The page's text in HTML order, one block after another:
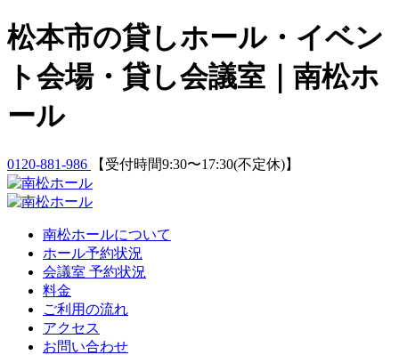
Skip
to
松本市の貸しホール・イベン
ト会場・貸し会議室｜南松ホ
ール
0120-881-986 【受付時間9:30〜17:30(不定休)】
南松ホールについて
ホール予約状況
会議室 予約状況
料金
ご利用の流れ
アクセス
お問い合わせ